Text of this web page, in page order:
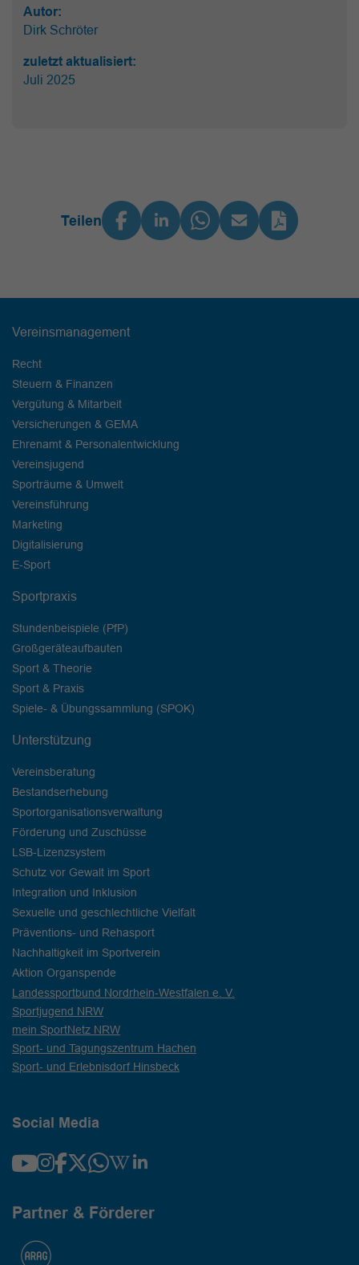
Autor:
Dirk Schröter
zuletzt aktualisiert:
Juli 2025
Teilen
Vereinsmanagement
Recht
Steuern & Finanzen
Vergütung & Mitarbeit
Versicherungen & GEMA
Ehrenamt & Personalentwicklung
Vereinsjugend
Sporträume & Umwelt
Vereinsführung
Marketing
Digitalisierung
E-Sport
Sportpraxis
Stundenbeispiele (PfP)
Großgeräteaufbauten
Sport & Theorie
Sport & Praxis
Spiele- & Übungssammlung (SPOK)
Unterstützung
Vereinsberatung
Bestandserhebung
Sportorganisationsverwaltung
Förderung und Zuschüsse
LSB-Lizenzsystem
Schutz vor Gewalt im Sport
Integration und Inklusion
Sexuelle und geschlechtliche Vielfalt
Präventions- und Rehasport
Nachhaltigkeit im Sportverein
Aktion Organspende
Landessportbund Nordrhein-Westfalen e. V.
Sportjugend NRW
mein SportNetz NRW
Sport- und Tagungszentrum Hachen
Sport- und Erlebnisdorf Hinsbeck
Social Media
Partner & Förderer